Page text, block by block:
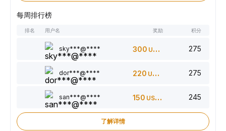
每周排行榜
排名 用户名 奖励 积分
sky***@**** 300 USDT 275
dor***@**** 220 USDT 275
san***@**** 150 USDT 245
了解详情